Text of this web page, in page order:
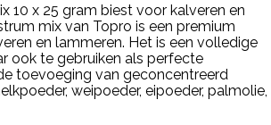
10 x 25 gram biest voor kalveren en
mix van Topro is een premium
en lammeren. Het is een volledige
ook te gebruiken als perfecte
toevoeging van geconcentreerd
weipoeder, eipoeder, palmolie,